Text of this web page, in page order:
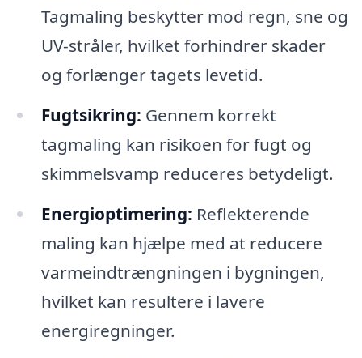
Tagmaling beskytter mod regn, sne og
UV-stråler, hvilket forhindrer skader
og forlænger tagets levetid.
Fugtsikring: Gennem korrekt
tagmaling kan risikoen for fugt og
skimmelsvamp reduceres betydeligt.
Energioptimering: Reflekterende
maling kan hjælpe med at reducere
varmeindtrængningen i bygningen,
hvilket kan resultere i lavere
energiregninger.